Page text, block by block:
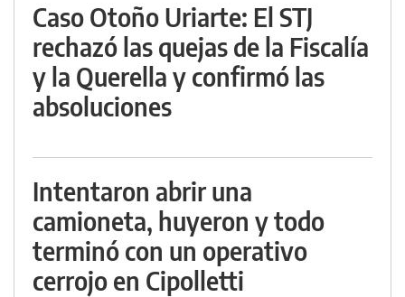
Caso Otoño Uriarte: El STJ
rechazó las quejas de la Fiscalía
y la Querella y confirmó las
absoluciones
Intentaron abrir una
camioneta, huyeron y todo
terminó con un operativo
cerrojo en Cipolletti